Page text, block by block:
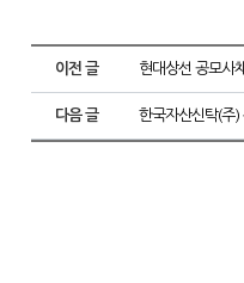
이전 글 현대상선 공모사
다음 글 한국자산신탁(주)